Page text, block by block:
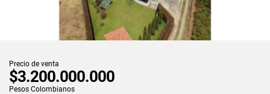
Precio de venta
$3.200.000.000
Pesos Colombianos